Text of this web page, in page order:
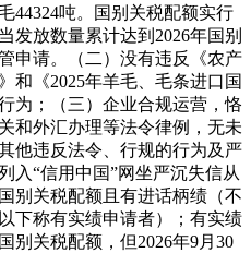
44324吨。国别关税配额实行
发放数量累计达到2026年国别
申请。（二）没有违反《农产
和《2025年羊毛、毛条进口国
为；（三）企业合规运营，恪
和外汇办理等法令律例，无未
他违反法令、行规的行为及严
入“信用中国”网坐严沉失信从
别关税配额且有进话柄绩（不
下称有实绩申请者）；有实绩
别关税配额，但2026年9月30